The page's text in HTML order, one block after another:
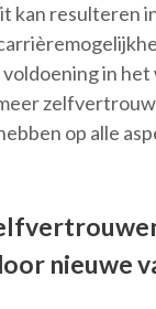
kan resulteren
in
op alle
nieuwe